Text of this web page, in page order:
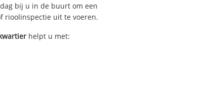
bij u in de buurt om een
rioolinspectie uit te voeren.
helpt u met: